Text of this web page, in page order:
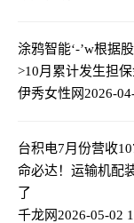
涂鸦智能‘-’w根据
>10月累计发生担
伊秀女性网2026-
台积电7月份营收
命必达！运输机配
了
千龙网2026-05-02